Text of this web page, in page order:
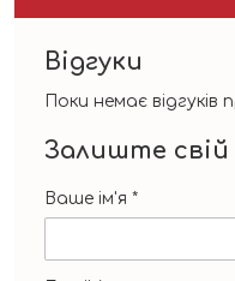
Відгуки
Поки немає
Залиште свій
Ваше ім'я *